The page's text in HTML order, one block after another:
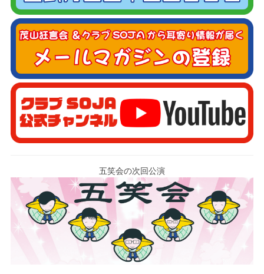
五笑会の次回公演